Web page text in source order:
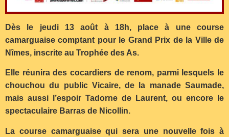
Dès le jeudi 13 août à 18h, place à une course
camarguaise comptant pour le Grand Prix de la Ville de
Nîmes, inscrite au Trophée des As.
Elle réunira des cocardiers de renom, parmi lesquels le
chouchou du public Vicaire, de la manade Saumade,
mais aussi l’espoir Tadorne de Laurent, ou encore le
spectaculaire Barras de Nicollin.
La course camarguaise qui sera une nouvelle fois à